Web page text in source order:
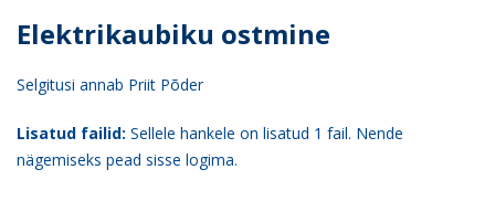
Elektrikaubiku ostmine
Selgitusi annab Priit Põder
Lisatud failid: Sellele hankele on lisatud 1 fail. Nende
nägemiseks pead sisse logima.